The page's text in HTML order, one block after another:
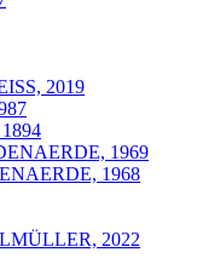
2019
1969
1968
2022